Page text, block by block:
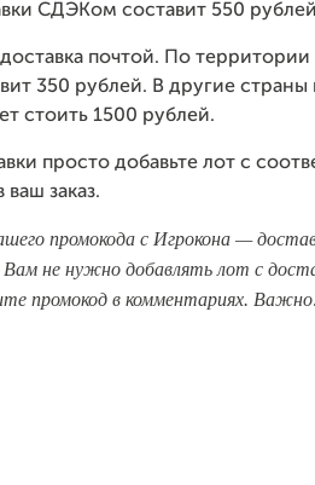
СДЭКом составит 550
почтой. По
350 рублей. В другие страны
стоить 1500 рублей.
просто добавьте лот с
заказ.
промокода с Игрокона —
не нужно добавлять лот с
промокод в комментариях.